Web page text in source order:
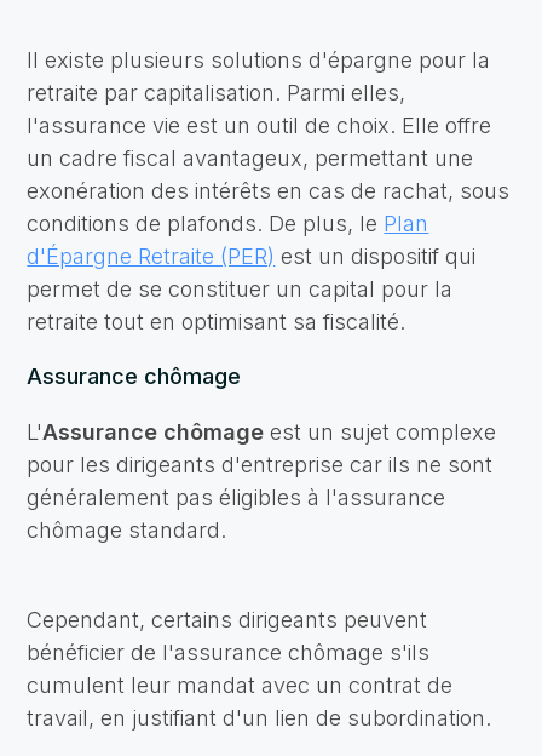
Il existe plusieurs solutions d'épargne pour la
retraite par capitalisation. Parmi elles,
l'assurance vie est un outil de choix. Elle offre
un cadre fiscal avantageux, permettant une
exonération des intérêts en cas de rachat, sous
conditions de plafonds. De plus, le Plan
d'Épargne Retraite (PER) est un dispositif qui
permet de se constituer un capital pour la
retraite tout en optimisant sa fiscalité.
Assurance chômage
L'Assurance chômage est un sujet complexe
pour les dirigeants d'entreprise car ils ne sont
généralement pas éligibles à l'assurance
chômage standard.
Cependant, certains dirigeants peuvent
bénéficier de l'assurance chômage s'ils
cumulent leur mandat avec un contrat de
travail, en justifiant d'un lien de subordination.